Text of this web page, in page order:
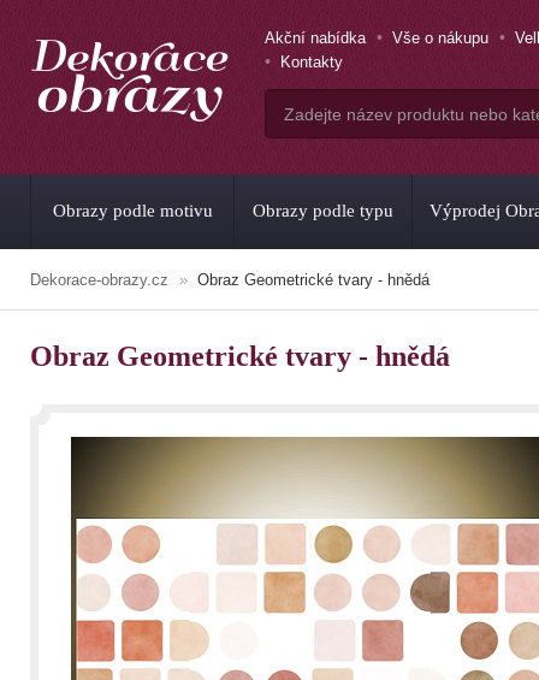
Akční nabídka Vše o nákupu
Kontakty
Obrazy podle motivu Obrazy podle typu Výprodej
Dekorace-obrazy.cz Obraz Geometrické tvary - hnědá
Obraz Geometrické tvary - hnědá